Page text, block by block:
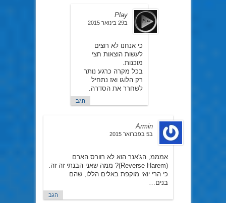
Play
ב29 בינואר 2015
כי אנחנו לא רוצים
לעשות הוצאות חצי
מוכנות.
בכל מקרה כרגע נותר
רק הלוגו ואז נתחיל
לשחרר את הסדרה.
הגב
Armin
ב5 בפברואר 2015
אמממ, הג'אנר הוא לא רוורס הארם
(Reverse Harem)? ממה שאני הבנתי זה זה.
כי הרי יואי מוקפת באלים הללו, שהם
בנים…
הגב